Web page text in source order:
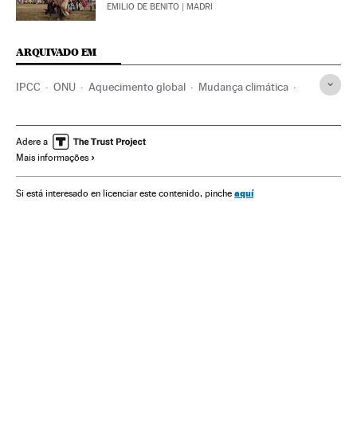
EMILIO DE BENITO | MADRI
ARQUIVADO EM
IPCC ONU Aquecimento global Mudança climática
Relações exteriores Meio ambiente
Adere a
Mais informações
Si está interesado en licenciar este contenido, pinche aquí